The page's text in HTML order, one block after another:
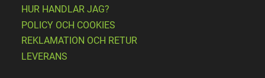
HUR HANDLAR JAG?
POLICY OCH COOKIES
REKLAMATION OCH RETUR
LEVERANS